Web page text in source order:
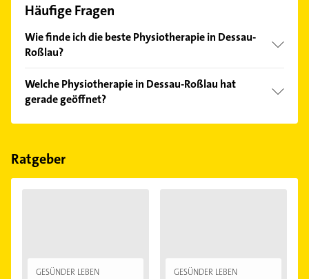
Häufige Fragen
Wie finde ich die beste Physiotherapie in Dessau-
Roßlau?
Kundenmeinungen und profitieren Sie von den
Empfehlungen. Die Suchergebnisse können Sie sich
einfach nachBewertungensortiert anzeigen lassen.
Welche Physiotherapie in Dessau-Roßlau hat
gerade geöffnet?
Im Anbieter-Bereich finden Sie alleÖffnungszeiten.
Feiertagen abweichen können.
Ratgeber
GESÜNDER LEBEN GESÜNDER LEBEN